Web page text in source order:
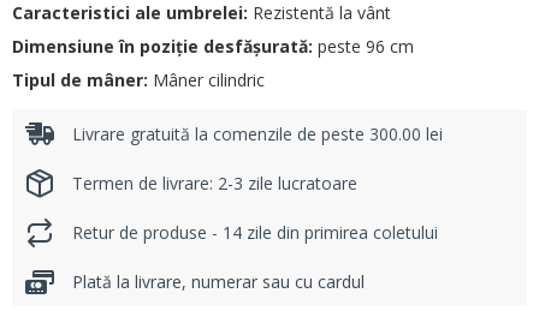
Caracteristici ale umbrelei: Rezistentă la vânt
Dimensiune în poziție desfășurată: peste 96 cm
Tipul de mâner: Mâner cilindric
Livrare gratuită la comenzile de peste 300.00 lei
Termen de livrare: 2-3 zile lucratoare
Retur de produse - 14 zile din primirea coletului
Plată la livrare, numerar sau cu cardul